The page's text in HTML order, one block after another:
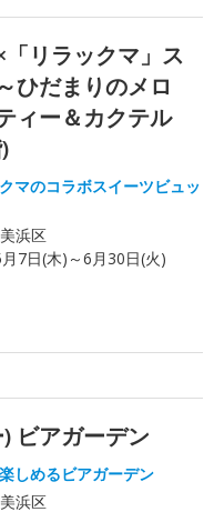
「リラックマ」ス
ひだまりのメロ
ィー＆カクテル
マのコラボスイーツビュッ
浜区
7日(木)～6月30日(火)
ビアガーデン
しめるビアガーデン
浜区